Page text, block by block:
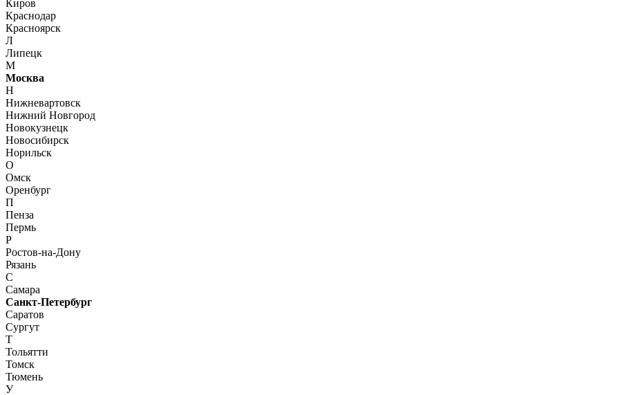
Киров
Краснодар
Красноярск
Л
Липецк
М
Москва
Н
Нижневартовск
Нижний Новгород
Новокузнецк
Новосибирск
Норильск
О
Омск
Оренбург
П
Пенза
Пермь
Р
Ростов-на-Дону
Рязань
С
Самара
Санкт-Петербург
Саратов
Сургут
Т
Тольятти
Томск
Тюмень
У